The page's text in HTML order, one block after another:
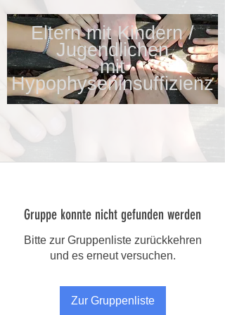
Eltern mit Kindern /
Jugendlichen
mit
Hypophyseninsuffizienz
Gruppe konnte nicht gefunden werden
Bitte zur Gruppenliste zurückkehren
und es erneut versuchen.
Zur Gruppenliste